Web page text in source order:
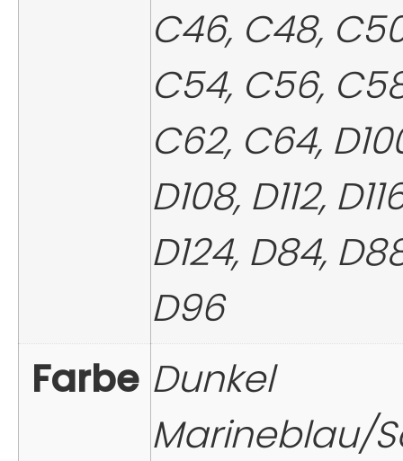
C46, C48,
C54, C56,
C62, C64,
D108, D112,
D124, D84,
D96
Farbe Dunkel
Marineblau/